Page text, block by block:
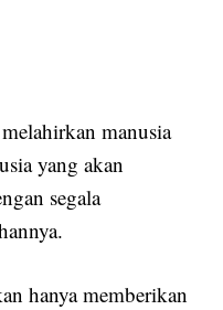
manusia
yang akan
segala
hanya memberikan